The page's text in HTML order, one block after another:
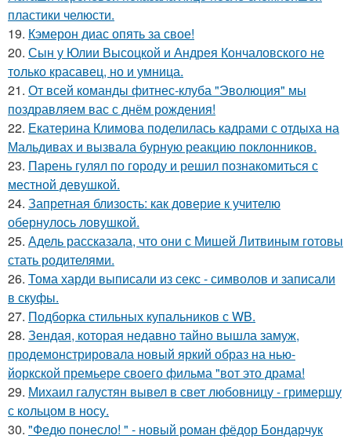
пластики челюсти.
19. Кэмерон диас опять за свое!
20. Сын у Юлии Высоцкой и Андрея Кончаловского не
только красавец, но и умница.
21. От всей команды фитнес-клуба "Эволюция" мы
поздравляем вас с днём рождения!
22. Екатерина Климова поделилась кадрами с отдыха на
Мальдивах и вызвала бурную реакцию поклонников.
23. Парень гулял по городу и решил познакомиться с
местной девушкой.
24. Запретная близость: как доверие к учителю
обернулось ловушкой.
25. Адель рассказала, что они с Мишей Литвиным готовы
стать родителями.
26. Тома харди выписали из секс - символов и записали
в скуфы.
27. Подборка стильных купальников с WB.
28. Зендая, которая недавно тайно вышла замуж,
продемонстрировала новый яркий образ на нью-
йоркской премьере своего фильма "вот это драма!
29. Михаил галустян вывел в свет любовницу - гримершу
с кольцом в носу.
30. "Федю понесло! " - новый роман фёдор Бондарчук